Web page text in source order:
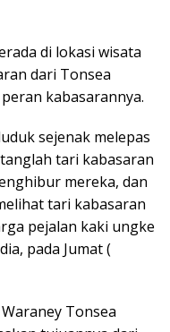
di lokasi wisata
dari Tonsea
kabasarannya.
sejenak melepas
tari kabasaran
mereka, dan
tari kabasaran
pejalan kaki ungke
pada Jumat (
Tonsea